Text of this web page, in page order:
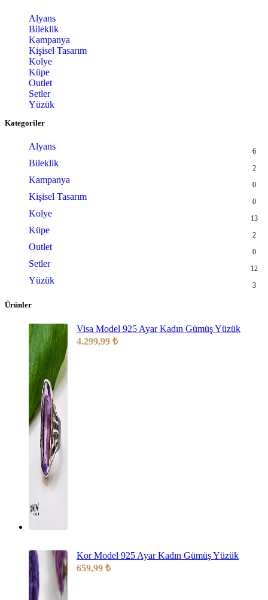
Alyans
Bileklik
Kampanya
Kişisel Tasarım
Kolye
Küpe
Outlet
Setler
Yüzük
Kategoriler
Alyans 6
Bileklik 2
Kampanya 0
Kişisel Tasarım 0
Kolye 13
Küpe 2
Outlet 0
Setler 12
Yüzük 3
Ürünler
Visa Model 925 Ayar Kadın Gümüş Yüzük
4.299,99 ₺
Kor Model 925 Ayar Kadın Gümüş Yüzük
659,99 ₺